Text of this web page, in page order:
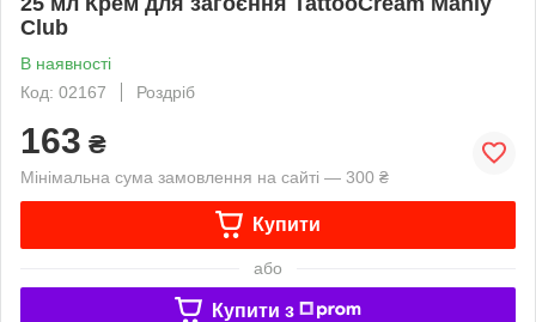
Club
В наявності
Код: 02167
Роздріб
163 ₴
Мінімальна сума замовлення на сайті — 300 ₴
Купити
або
Купити з